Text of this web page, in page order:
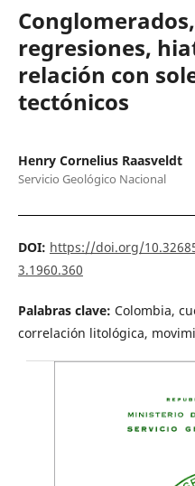
regresiones,
relación con
tectónicos
Henry Cornelius Raasveldt
Servicio Geológico Nacional
DOI: https://doi.org/
3.1960.360
Palabras clave: Colombia,
correlación litológica,